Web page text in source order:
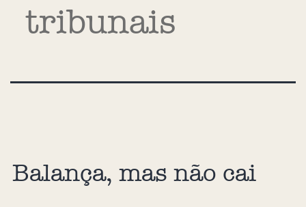
tribunais
Balança, mas não cai